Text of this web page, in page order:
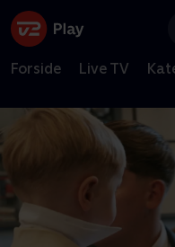
Forside Live TV